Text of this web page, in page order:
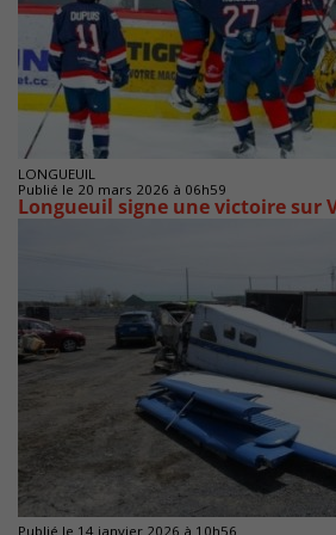
LONGUEUIL
Publié le 20 mars 2026 à 06h59
Longueuil signe une victoire sur
Publié le 14 janvier 2026 à 10h56